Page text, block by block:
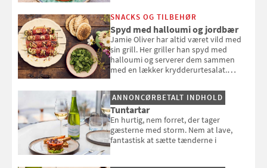
SNACKS OG TILBEHØR
Spyd med halloumi og jordbær
Jamie Oliver har altid været vild med
sin grill. Her griller han spyd med
halloumi og serverer dem sammen
med en lækker krydderurtesalat.
smag" af Jamie Oliver.
ANNONCØRBETALT INDHOLD
Tuntartar
En hurtig, nem forret, der tager
gæsterne med storm. Nem at lave,
fantastisk at sætte tænderne i